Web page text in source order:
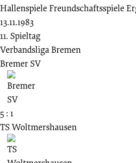
HallenspieleFreundschaftsspiele
13.11.1983
11. Spieltag
Verbandsliga Bremen
Bremer SV
5 : 1
TS Woltmershausen